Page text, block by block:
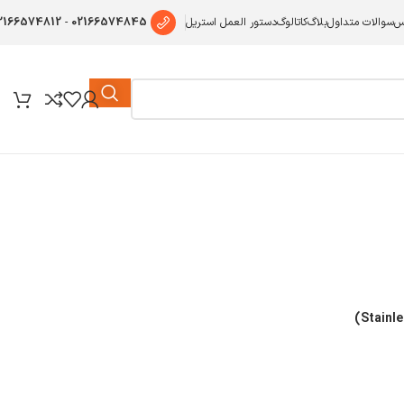
سوالات متداولبلاگکاتالوگدستور العمل استریل 02166574845
-